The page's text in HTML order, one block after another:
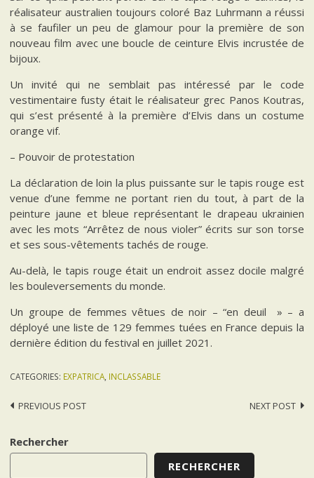
réalisateur australien toujours coloré Baz Luhrmann a réussi
à se faufiler un peu de glamour pour la première de son
nouveau film avec une boucle de ceinture Elvis incrustée de
bijoux.
Un invité qui ne semblait pas intéressé par le code
vestimentaire fusty était le réalisateur grec Panos Koutras,
qui s’est présenté à la première d’Elvis dans un costume
orange vif.
– Pouvoir de protestation
La déclaration de loin la plus puissante sur le tapis rouge est
venue d’une femme ne portant rien du tout, à part de la
peinture jaune et bleue représentant le drapeau ukrainien
avec les mots “Arrêtez de nous violer” écrits sur son torse
et ses sous-vêtements tachés de rouge.
Au-delà, le tapis rouge était un endroit assez docile malgré
les bouleversements du monde.
Un groupe de femmes vêtues de noir – “en deuil » – a
déployé une liste de 129 femmes tuées en France depuis la
dernière édition du festival en juillet 2021.
CATEGORIES: EXPATRICA, INCLASSABLE
Post
PREVIOUS POST NEXT POST
Rechercher
RECHERCHER